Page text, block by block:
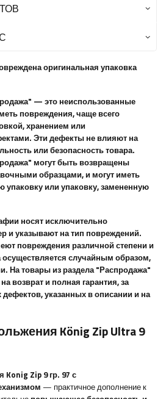
оригинальная упаковка
— это неиспользованные
повреждения, чаще всего
хранением или
Эти дефекты не влияют на
или безопасность товара.
могут быть возвращены
образцами, и могут иметь
упаковку или упаковку, замененную
носят исключительно
и указывают на тип повреждений.
повреждения различной степени и
случайным образом,
На товары из раздела "Распродажа"
возврат и полная гарантия, за
указанных в описании и на
König Zip Ultra 9
Zip 9 гр. 97 с
— практичное дополнение к